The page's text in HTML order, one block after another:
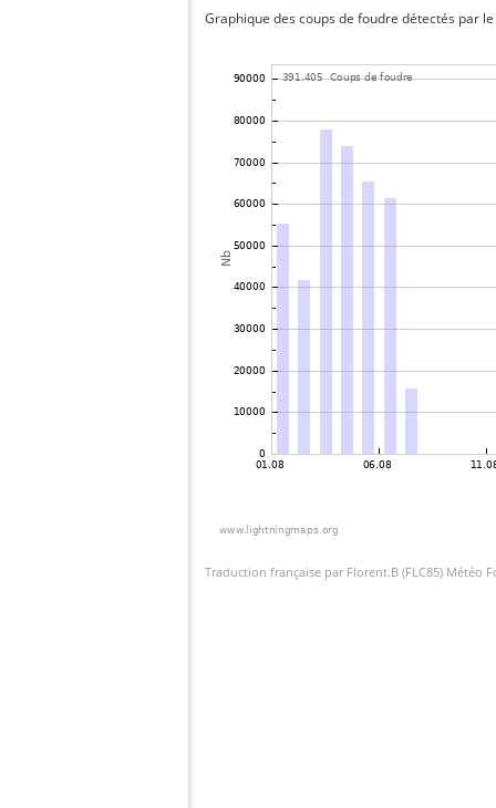
Graphique des coups de foudre détectés par
Traduction française par Florent.B (FLC85) Météo